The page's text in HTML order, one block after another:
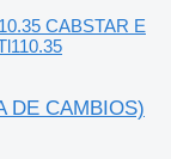
CABSTAR E
DE CAMBIOS)